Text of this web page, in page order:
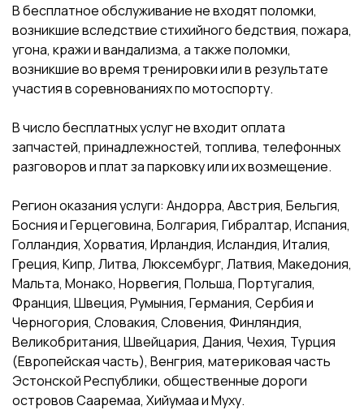
В бесплатное обслуживание не входят поломки,
возникшие вследствие стихийного бедствия, пожара,
угона, кражи и вандализма, а также поломки,
возникшие во время тренировки или в результате
участия в соревнованиях по мотоспорту.
В число бесплатных услуг не входит оплата
запчастей, принадлежностей, топлива, телефонных
разговоров и плат за парковку или их возмещение.
Регион оказания услуги: Андорра, Австрия, Бельгия,
Босния и Герцеговина, Болгария, Гибралтар, Испания,
Голландия, Хорватия, Ирландия, Исландия, Италия,
Греция, Кипр, Литва, Люксембург, Латвия, Македония,
Мальта, Монако, Норвегия, Польша, Португалия,
Франция, Швеция, Румыния, Германия, Сербия и
Черногория, Словакия, Словения, Финляндия,
Великобритания, Швейцария, Дания, Чехия, Турция
(Европейская часть), Венгрия, материковая часть
Эстонской Республики, общественные дороги
островов Сааремаа, Хийумаа и Муху.